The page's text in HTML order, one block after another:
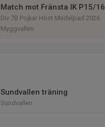
Match mot Fränsta IK P15/16
Div 7B Pojkar Höst Medelpad 2026
Myggvallen
Sundvallen träning
Sundvallen